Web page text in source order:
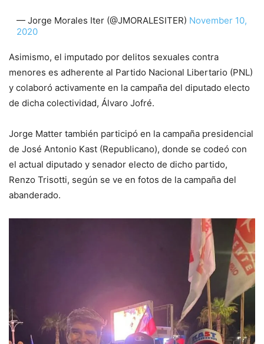
— Jorge Morales Iter (@JMORALESITER) November 10,
2020
Asimismo, el imputado por delitos sexuales contra
menores es adherente al Partido Nacional Libertario (PNL)
y colaboró activamente en la campaña del diputado electo
de dicha colectividad, Álvaro Jofré.
Jorge Matter también participó en la campaña presidencial
de José Antonio Kast (Republicano), donde se codeó con
el actual diputado y senador electo de dicho partido,
Renzo Trisotti, según se ve en fotos de la campaña del
abanderado.